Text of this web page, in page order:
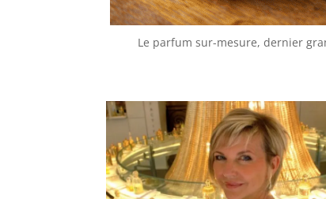
Le parfum sur-mesure, dernier